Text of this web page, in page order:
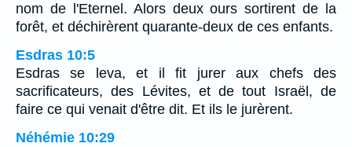
nom de l'Eternel. Alors deux ours sortirent de la
forêt, et déchirèrent quarante-deux de ces enfants.
Esdras 10:5
Esdras se leva, et il fit jurer aux chefs des
sacrificateurs, des Lévites, et de tout Israël, de
faire ce qui venait d'être dit. Et ils le jurèrent.
Néhémie 10:29